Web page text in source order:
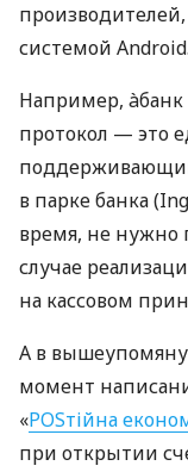
системой Android.
Например, àбанк
протокол — это
в парке банка
время, не нужно
случае
на кассовом
А в
момент
«POSтійна
при открытии